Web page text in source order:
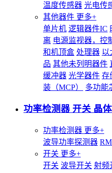
温度传感器 光电传
其他器件 更多+
单片机 逻辑器件IC
离 电源监视器，控
和机顶盒 处理器 以
品 其他未列明器件
缓冲器 光学器件 存
装（MCP）
多功能
功率检测器 开关 晶
功率检测器 更多+
波导功率探测器
开关 更多+
开关 波导开关 射频